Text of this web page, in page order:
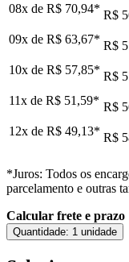
08x de R$ 70,94* R$
09x de R$ 63,67* R$
10x de R$ 57,85* R$
11x de R$ 51,59* R$
12x de R$ 49,13* R$
*Juros: Todos os
parcelamento e outras
Calcular frete e prazo
Quantidade: 1 unidade